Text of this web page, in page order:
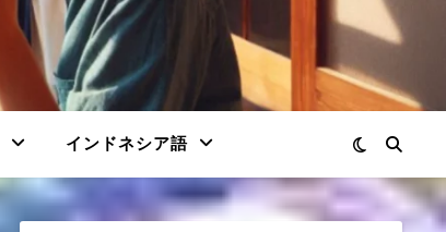
インドネシア語